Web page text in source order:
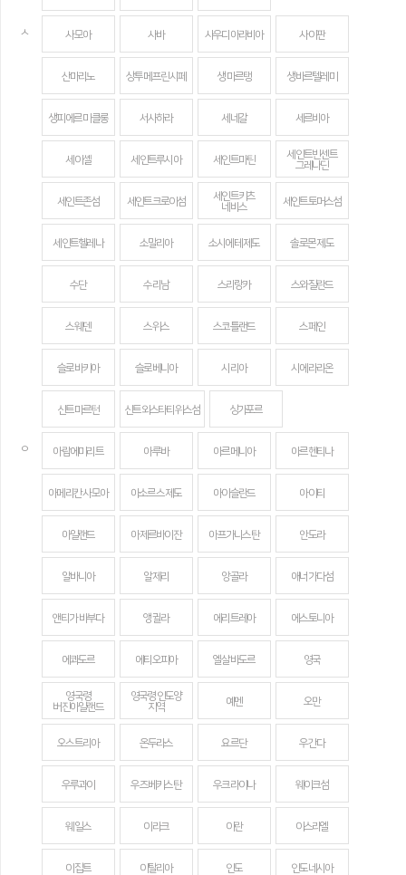
ㅅ 사모아 사바 사우디아라비아 사이판
산마리노 상투메 프린시페 생 마르탱 생바르텔레미
생피에르 미클롱 서사하라 세네갈 세르비아
세이셸 세인트루시아 세인트마틴
세인트빈센트
그레나딘
세인트존섬 세인트크로이섬
세인트키츠
네비스
세인트토머스섬
세인트헬레나 소말리아 소시에테 제도 솔로몬 제도
수단 수리남 스리랑카 스와질란드
스웨덴 스위스 스코틀랜드 스페인
슬로바키아 슬로베니아 시리아 시에라리온
신트마르턴 신트외스타티위스섬 싱가포르
ㅇ 아랍에미리트 아루바 아르메니아 아르헨티나
아메리칸 사모아 아소르스 제도 아이슬란드 아이티
아일랜드 아제르바이잔 아프가니스탄 안도라
알바니아 알제리 앙골라 애너가다섬
앤티가 바부다 앵귈라 에리트레아 에스토니아
에콰도르 에티오피아 엘살바도르 영국
영국령
버진아일랜드
영국령 인도양
지역
예멘 오만
오스트리아 온두라스 요르단 우간다
우루과이 우즈베키스탄 우크라이나 웨이크섬
웨일스 이라크 이란 이스라엘
이집트 이탈리아 인도 인도네시아